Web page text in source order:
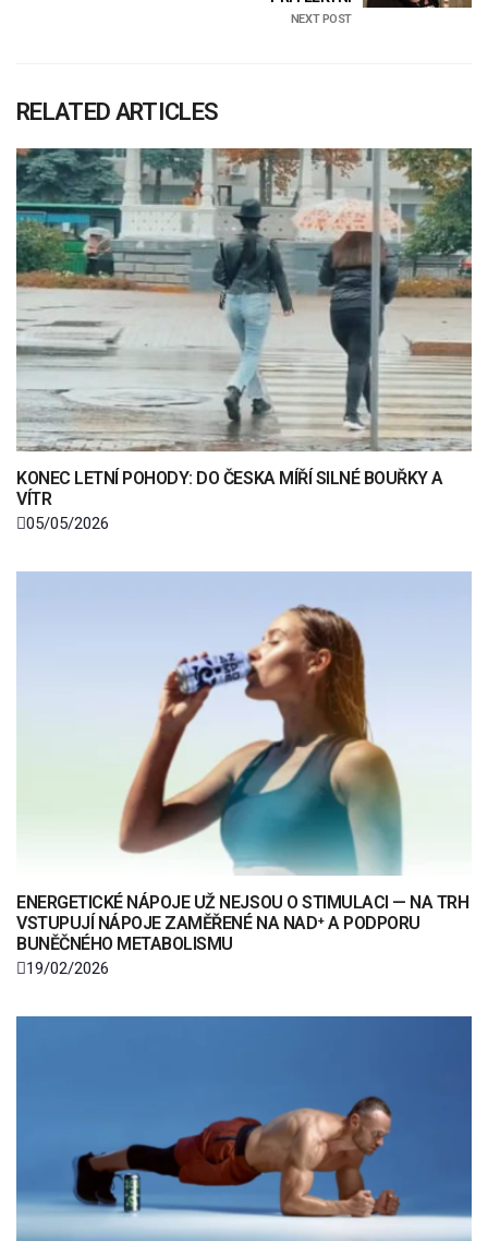
NEXT POST
RELATED ARTICLES
KONEC LETNÍ POHODY: DO ČESKA MÍŘÍ SILNÉ BOUŘKY A
VÍTR
05/05/2026
ENERGETICKÉ NÁPOJE UŽ NEJSOU O STIMULACI — NA TRH
VSTUPUJÍ NÁPOJE ZAMĚŘENÉ NA NAD⁺ A PODPORU
BUNĚČNÉHO METABOLISMU
19/02/2026